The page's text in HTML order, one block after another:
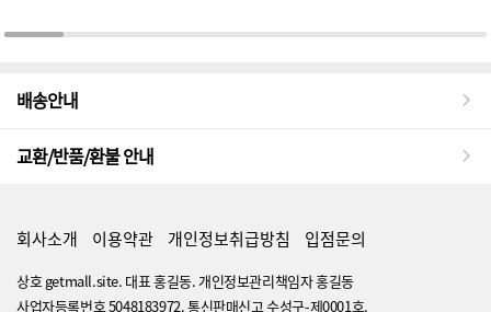
배송안내
교환/반품/환불 안내
회사소개 이용약관 개인정보취급방침 입점문의
상호 getmall.site. 대표 홍길동. 개인정보관리책임자 홍길동
사업자등록번호 5048183972. 통신판매신고 수성구-제0001호.